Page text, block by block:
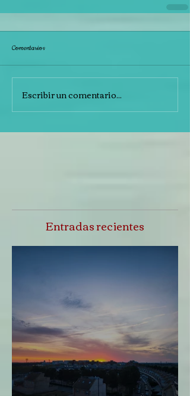
Comentarios
Escribir un comentario...
Entradas recientes